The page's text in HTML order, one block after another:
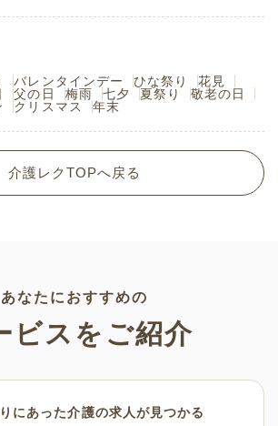
バレンタインデー ひな祭り
花見
父の日 梅雨 七夕 夏祭り
敬老の日
クリスマス 年末
介護レクTOPへ戻る
あなたにおすすめの
ビスをご紹介
にあった介護の求人が見つかる